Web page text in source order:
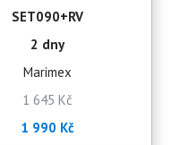
SET090+RV
2 dny
Marimex
1 645 Kč
1 990 Kč